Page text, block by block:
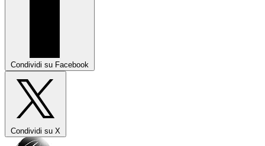
Condividi su Facebook
Condividi su X